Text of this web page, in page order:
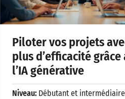
Piloter vos projets
plus d’efficacité grâce
l’IA générative
Niveau: Débutant et intermédiaire